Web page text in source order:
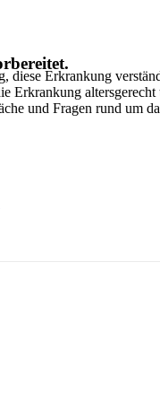
diese Erkrankung
Erkrankung
und Fragen rund um